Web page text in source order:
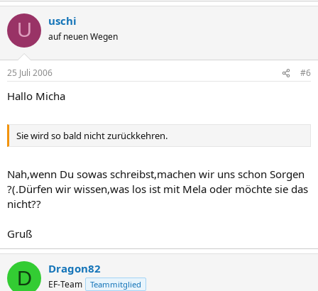
U uschi
auf neuen Wegen
25 Juli 2006 #6
Hallo Micha
Sie wird so bald nicht zurückkehren.
Nah,wenn Du sowas schreibst,machen wir uns schon Sorgen
?(.Dürfen wir wissen,was los ist mit Mela oder möchte sie das
nicht??
Gruß
D Dragon82
EF-Team Teammitglied